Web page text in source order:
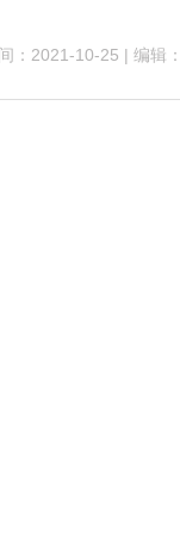
：2021-10-25 | 编辑